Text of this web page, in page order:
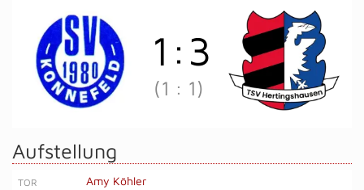
1 : 3
(1 : 1)
Aufstellung
TOR
Amy Köhler